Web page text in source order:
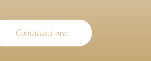
Contattaci ora